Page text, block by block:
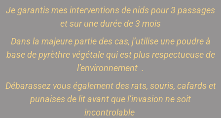
Je garantis mes interventions de nids pour 3 passages
et sur une durée de 3 mois
Dans la majeure partie des cas, j’utilise une poudre à
base de pyrèthre végétale qui est plus respectueuse de
l’environnement .
Débarassez vous également des rats, souris, cafards et
punaises de lit avant que l’invasion ne soit
incontrolable